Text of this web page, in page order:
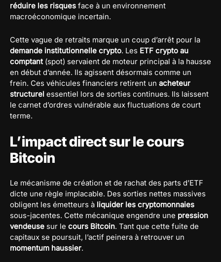
réduire les risques face à un environnement
macroéconomique incertain.
Cette vague de retraits marque un coup d’arrêt pour la
demande institutionnelle crypto. Les ETF crypto au
comptant(spot) servaient de moteur principal à la hausse
en début d’année. Ils agissent désormais comme un
frein. Ces véhicules financiers retirent un acheteur
structurel essentiel lors de sorties continues. Ils laissent
le carnet d’ordres vulnérable aux fluctuations de court
terme.
L’impact direct sur le cours
Bitcoin
Le mécanisme de création et de rachat des parts d’ETF
dicte une règle implacable. Des sorties nettes massives
obligent les émetteurs à liquider les cryptomonnaies
sous-jacentes. Cette mécanique engendre une pression
vendeuse sur le cours Bitcoin. Tant que cette fuite de
capitaux se poursuit, l’actif peinera à retrouver un
momentum haussier.